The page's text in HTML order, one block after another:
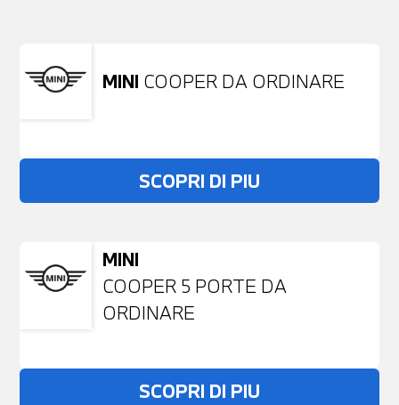
MINI COOPER DA ORDINARE
SCOPRI DI PIU
MINI
COOPER 5 PORTE DA
ORDINARE
SCOPRI DI PIU